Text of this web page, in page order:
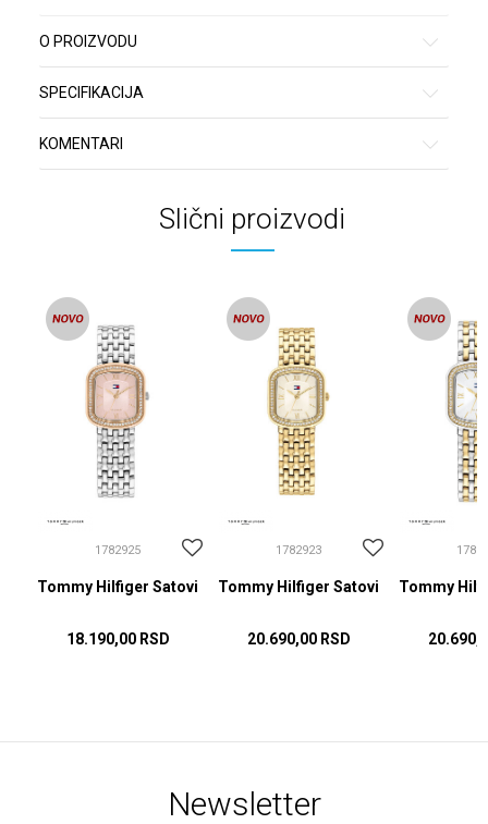
O PROIZVODU
SPECIFIKACIJA
KOMENTARI
Slični proizvodi
1782925
Tommy Hilfiger Satovi
18.190,00 RSD
1782923
Tommy Hilfiger Satovi
20.690,00 RSD
Tommy
Newsletter